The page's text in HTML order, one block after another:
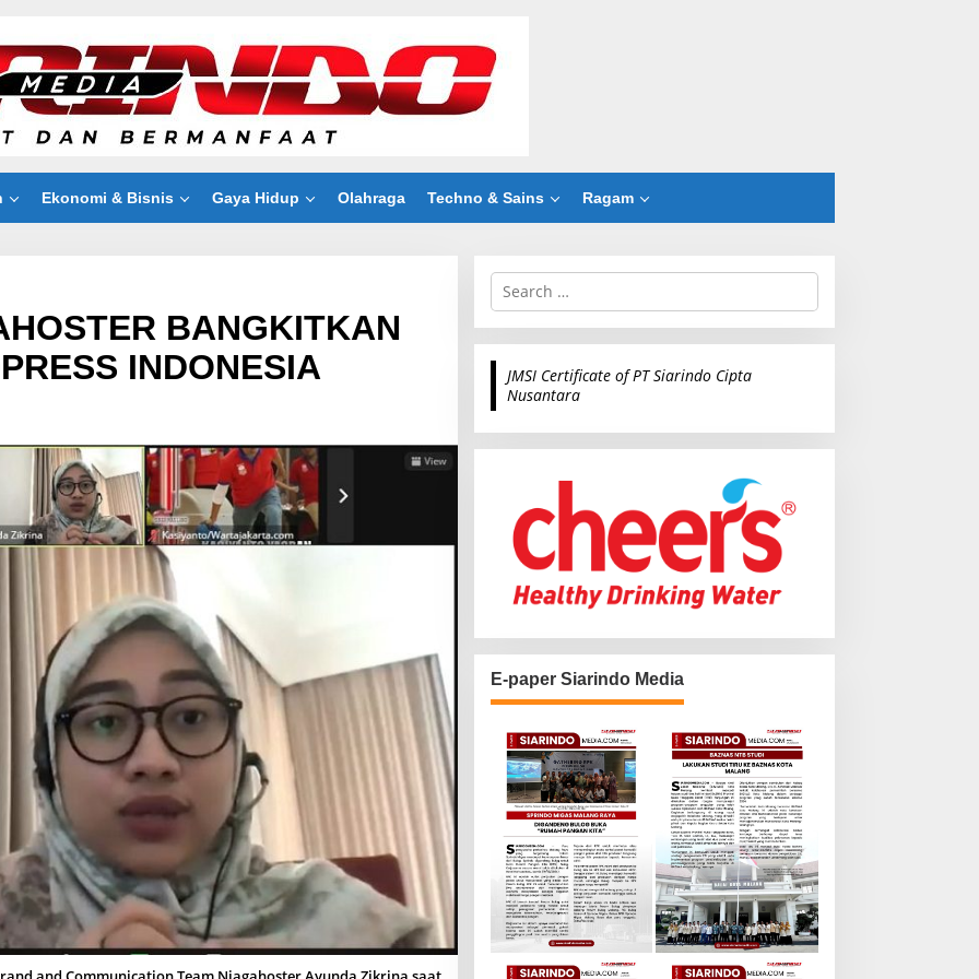
Ekonomi & Bisnis Gaya Hidup Olahraga Techno & Sains Ragam
BANGKITKAN
INDONESIA
S
r
c
r
JMSI Certificate of PT Siarindo Cipta
Nusantara
E-paper Siarindo Media